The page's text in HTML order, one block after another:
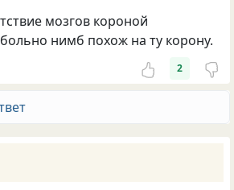
мозгов короной
нимб похож на ту корону.
2